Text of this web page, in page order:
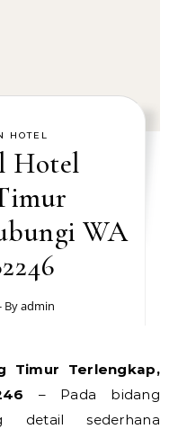
HOTEL
Hotel
WA
Byadmin
– Pada bidang
detail sederhana